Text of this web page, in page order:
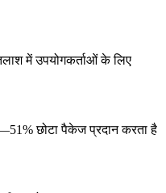
में उपयोगकर्ताओं के लिए
छोटा पैकेज प्रदान करता है